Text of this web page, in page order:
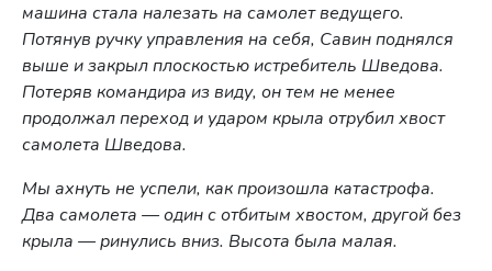
машина стала налезать на самолет ведущего.
Потянув ручку управления на себя, Савин поднялся
выше и закрыл плоскостью истребитель Шведова.
Потеряв командира из виду, он тем не менее
продолжал переход и ударом крыла отрубил хвост
самолета Шведова.
Мы ахнуть не успели, как произошла катастрофа.
Два самолета — один с отбитым хвостом, другой без
крыла — ринулись вниз. Высота была малая.